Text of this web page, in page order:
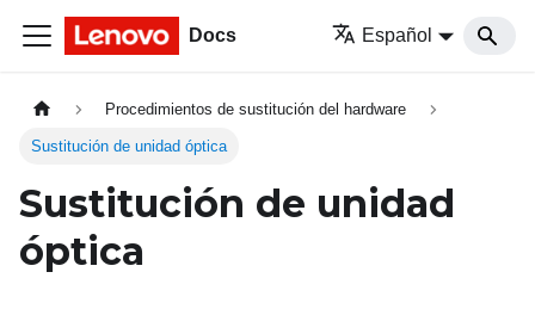
Docs Español
Procedimientos de sustitución del hardware
Sustitución de unidad óptica
Sustitución de unidad
óptica